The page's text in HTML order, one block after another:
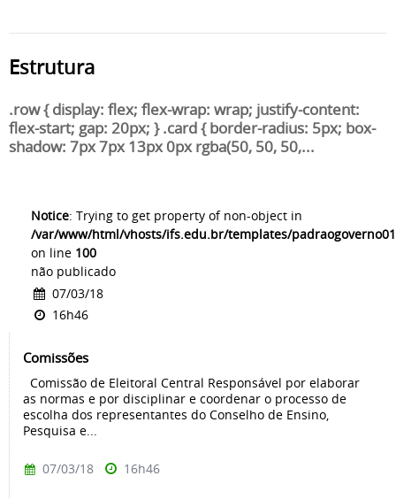
Estrutura
.row { display: flex; flex-wrap: wrap; justify-content:
flex-start; gap: 20px; } .card { border-radius: 5px; box-
shadow: 7px 7px 13px 0px rgba(50, 50, 50,...
Notice: Trying to get property of non-object in
/var/www/html/vhosts/ifs.edu.br/templates/
on line 100
não publicado
07/03/18
16h46
Comissões
Comissão de Eleitoral Central Responsável por elaborar
as normas e por disciplinar e coordenar o processo de
escolha dos representantes do Conselho de Ensino,
Pesquisa e...
07/03/18 16h46